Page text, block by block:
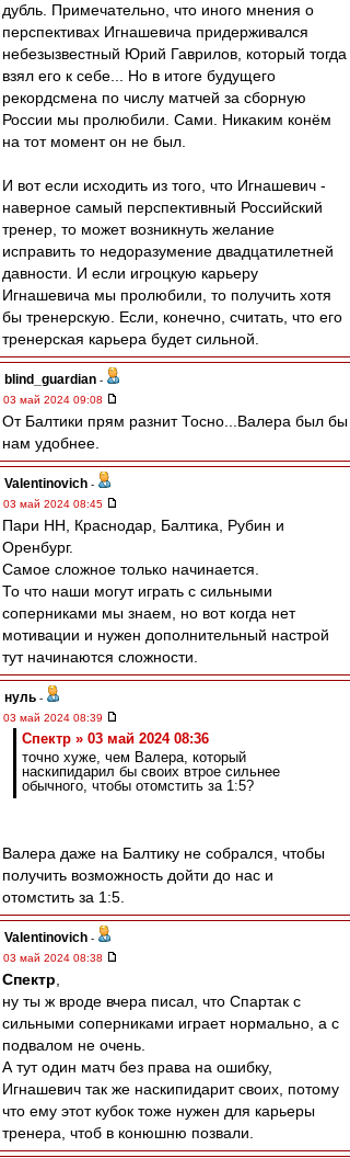
дубль. Примечательно, что иного мнения о
перспективах Игнашевича придерживался
небезызвестный Юрий Гаврилов, который тогда
взял его к себе... Но в итоге будущего
рекордсмена по числу матчей за сборную
России мы пролюбили. Сами. Никаким конём
на тот момент он не был.
И вот если исходить из того, что Игнашевич -
наверное самый перспективный Российский
тренер, то может возникнуть желание
исправить то недоразумение двадцатилетней
давности. И если игроцкую карьеру
Игнашевича мы пролюбили, то получить хотя
бы тренерскую. Если, конечно, считать, что его
тренерская карьера будет сильной.
blind_guardian -
03 май 2024 09:08
От Балтики прям разнит Тосно...Валера был бы
нам удобнее.
Valentinovich -
03 май 2024 08:45
Пари НН, Краснодар, Балтика, Рубин и
Оренбург.
Самое сложное только начинается.
То что наши могут играть с сильными
соперниками мы знаем, но вот когда нет
мотивации и нужен дополнительный настрой
тут начинаются сложности.
нуль -
03 май 2024 08:39
Спектр » 03 май 2024 08:36
точно хуже, чем Валера, который
наскипидарил бы своих втрое сильнее
обычного, чтобы отомстить за 1:5?
Валера даже на Балтику не собрался, чтобы
получить возможность дойти до нас и
отомстить за 1:5.
Valentinovich -
03 май 2024 08:38
Спектр
ну ты ж вроде вчера писал, что Спартак с
сильными соперниками играет нормально, а с
подвалом не очень.
А тут один матч без права на ошибку,
Игнашевич так же наскипидарит своих, потому
что ему этот кубок тоже нужен для карьеры
тренера, чтоб в конюшню позвали.